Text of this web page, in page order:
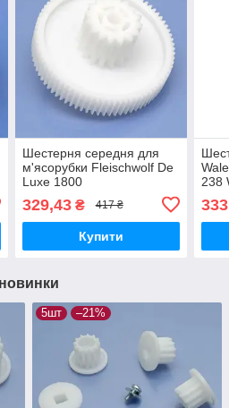
Шестерня середня для
м'ясорубки Fleischwolf De
Luxe 1800
329,43₴ 417 ₴
Купити
238
5шт –21%